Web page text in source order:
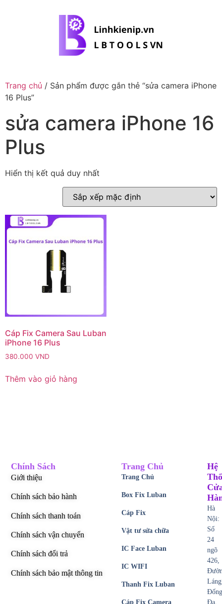
Trang chủ / Sản phẩm được gắn thẻ “sửa camera iPhone
16 Plus”
sửa camera iPhone 16
Plus
Hiển thị kết quả duy nhất
Cáp Fix Camera Sau Luban
iPhone 16 Plus
380.000 VND
Thêm vào giỏ hàng
Trang Chủ
Trang Chủ
Box Fix Luban
Cáp Fix
Vật tư sửa chữa
IC Face Luban
IC WIFI
Thanh Fix Luban
Cáp Fix Camera
Chính Sách
Giới thiệu
Chính sách bảo hành
Chính sách thanh toán
Chính sách vận chuyển
Chính sách đổi trả
Chính sách bảo mật thông tin
Hệ
Hà
Nội:
Số
24
ngõ
426,
Đống
Đa,